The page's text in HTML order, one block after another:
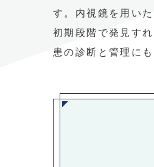
す。内視鏡を用い
初期段階で発見す
患の診断と管理に